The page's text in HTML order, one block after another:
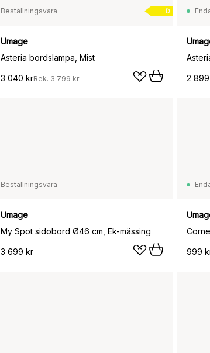
D
Beställningsvara
Umage
Asteria bordslampa, Mist
3 040 krRek. 3 799 kr 2
Beställningsvara
Umage
My Spot sidobord Ø46 cm, Ek-mässing
3 699 kr 999